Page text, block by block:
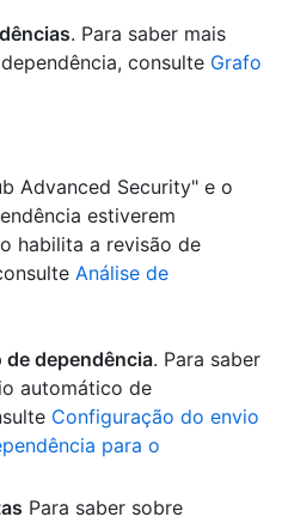
. Para saber mais
consulte Grafo
Advanced Security" e o
estiverem
habilita a revisão de
Análise de
dependência. Para saber
automático de
Configuração do envio
para o
Para saber sobre